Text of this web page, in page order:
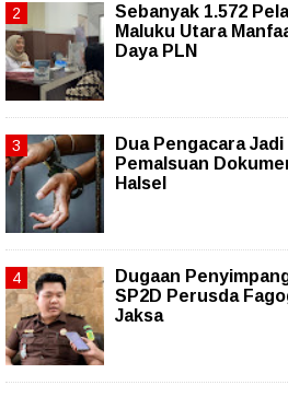
Sebanyak 1.572
Maluku Utara
Daya PLN
Dua Pengacara
Pemalsuan
Halsel
Dugaan
SP2D Perusda
Jaksa